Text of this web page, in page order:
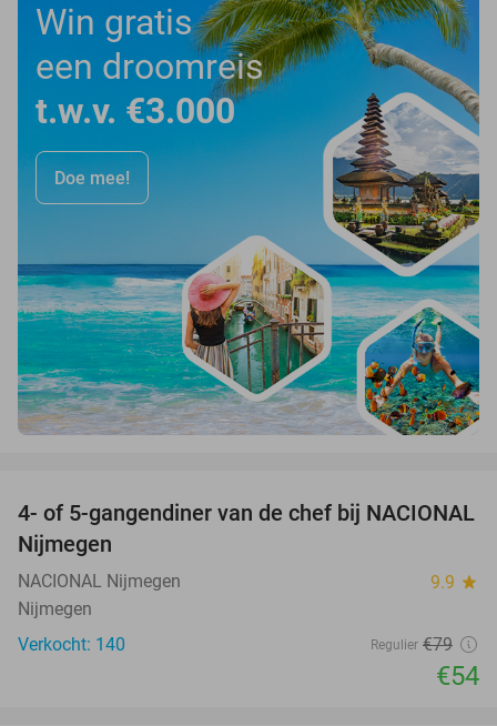
Win gratis
een droomreis
t.w.v. €3.000
Doe mee!
32%
4- of 5-gangendiner van de chef bij NACIONAL
Nijmegen
NACIONAL Nijmegen 9.9 star
Nijmegen
Verkocht: 140
Regulier €79
€54